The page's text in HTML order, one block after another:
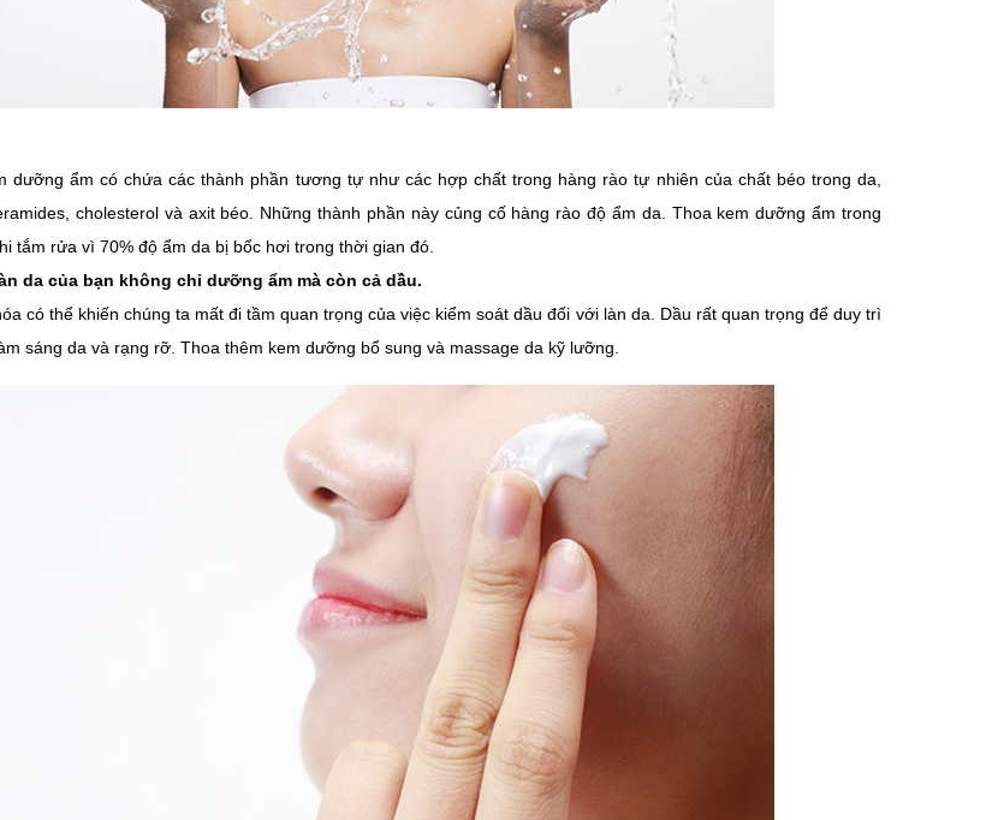
dưỡng ẩm có chứa các thành phần tương tự như các hợp chất trong hàng rào tự nhiên của chất béo trong da,
cholesterol và axit béo. Những thành phần này củng cố hàng rào độ ẩm da. Thoa kem dưỡng ẩm trong
tắm rửa vì 70% độ ẩm da bị bốc hơi trong thời gian đó.
da của bạn không chỉ dưỡng ẩm mà còn cả dầu.
có thể khiến chúng ta mất đi tầm quan trọng của việc kiểm soát dầu đối với làn da. Dầu rất quan trọng để duy trì
sáng da và rạng rỡ. Thoa thêm kem dưỡng bổ sung và massage da kỹ lưỡng.